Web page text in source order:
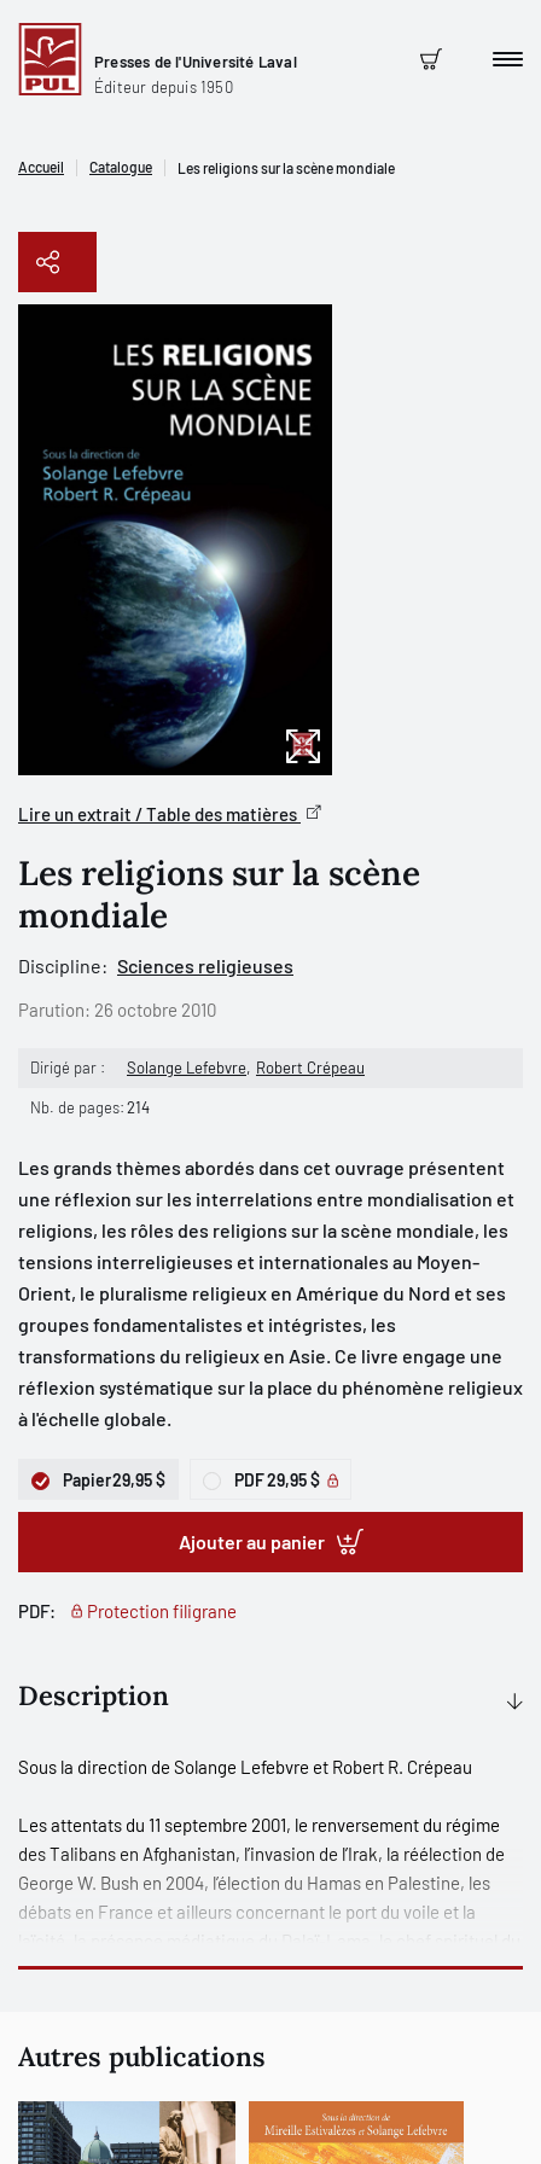
Presses de l'Université Laval
Éditeur depuis 1950
Panier
Accueil Catalogue Les religions sur la scène mondiale
Copier le lien
Lire un extrait / Table des matières
Les religions sur la scène
mondiale
Discipline: Sciences religieuses
Parution: 26 octobre 2010
Dirigé par : Solange Lefebvre Robert Crépeau
Nb. de pages:214
Les grands thèmes abordés dans cet ouvrage présentent
une réflexion sur les interrelations entre mondialisation et
religions, les rôles des religions sur la scène mondiale, les
tensions interreligieuses et internationales au Moyen-
Orient, le pluralisme religieux en Amérique du Nord et ses
groupes fondamentalistes et intégristes, les
transformations du religieux en Asie. Ce livre engage une
réflexion systématique sur la place du phénomène religieux
à l'échelle globale.
Papier29,95 $ PDF29,95 $
Ajouter au panier
PDF: Protection filigrane
Description
Sous la direction de Solange Lefebvre et Robert R. Crépeau
Les attentats du 11 septembre 2001, le renversement du régime
des Talibans en Afghanistan, l’invasion de l’Irak, la réélection de
George W. Bush en 2004, l’élection du Hamas en Palestine, les
débats en France et ailleurs concernant le port du voile et la
Tibet en exil, témoignent de l’importance croissante du fait
questions internationales contemporaines, notamment parce
mondialisation à l’œuvre.
Autres publications